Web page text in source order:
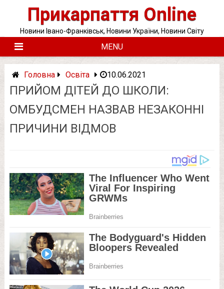
Прикарпаття Online
Новини Івано-Франківськ, Новини України, Новини Світу
MENU
Головна Освіта 10.06.2021
ПРИЙОМ ДІТЕЙ ДО ШКОЛИ:
ОМБУДСМЕН НАЗВАВ НЕЗАКОННІ
ПРИЧИНИ ВІДМОВ